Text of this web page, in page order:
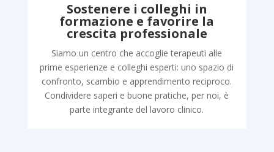
Sostenere i colleghi in
formazione e favorire la
crescita professionale
Siamo un centro che accoglie terapeuti alle
prime esperienze e colleghi esperti: uno spazio di
confronto, scambio e apprendimento reciproco.
Condividere saperi e buone pratiche, per noi, è
parte integrante del lavoro clinico.